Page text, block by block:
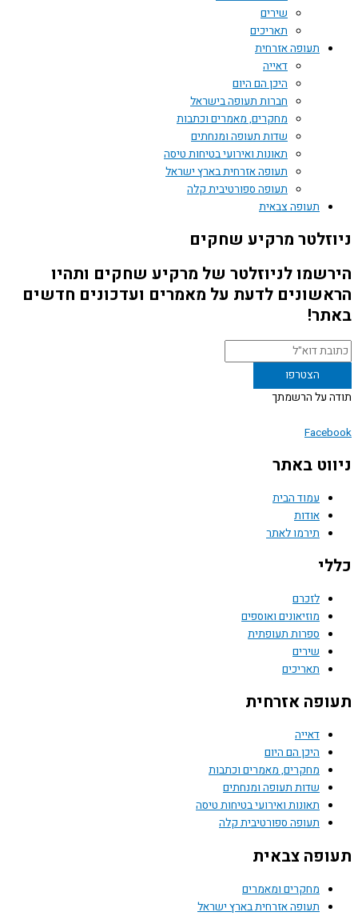
שירים
תאריכים
תעופה אזרחית
דאייה
היכן הם היום
חברות תעופה בישראל
מחקרים, מאמרים וכתבות
שדות תעופה ומנחתים
תאונות ואירועי בטיחות טיסה
תעופה אזרחית בארץ ישראל
תעופה ספורטיבית קלה
תעופה צבאית
ניוזלטר מרקיע שחקים
הירשמו לניוזלטר של מרקיע שחקים ותהיו
הראשונים לדעת על מאמרים ועדכונים חדשים
באתר!
תודה על הרשמתך
Facebook
ניווט באתר
עמוד הבית
אודות
תירמו לאתר
כללי
לזכרם
מוזיאונים ואוספים
ספרות תעופתית
שירים
תאריכים
תעופה אזרחית
דאייה
היכן הם היום
מחקרים, מאמרים וכתבות
שדות תעופה ומנחתים
תאונות ואירועי בטיחות טיסה
תעופה ספורטיבית קלה
תעופה צבאית
מחקרים ומאמרים
תעופה אזרחית בארץ ישראל